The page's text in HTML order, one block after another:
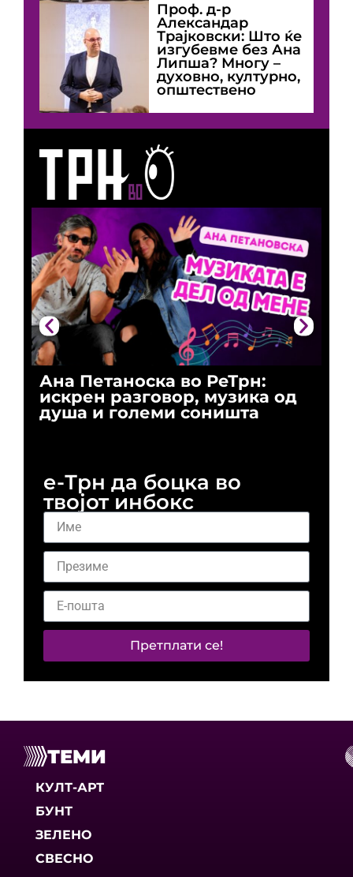
Ана Петаноска во РеТрн:
искрен разговор, музика од
душа и големи соништа
Проф. д-р
Александар
Трајковски: Што ќе
изгубевме без Ана
Липша? Многу –
духовно, културно,
општествено
е-Трн да боцка во
твојот инбокс
Претплати се!
ТЕМИ
КУЛТ-АРТ
БУНТ
ЗЕЛЕНО
СВЕСНО